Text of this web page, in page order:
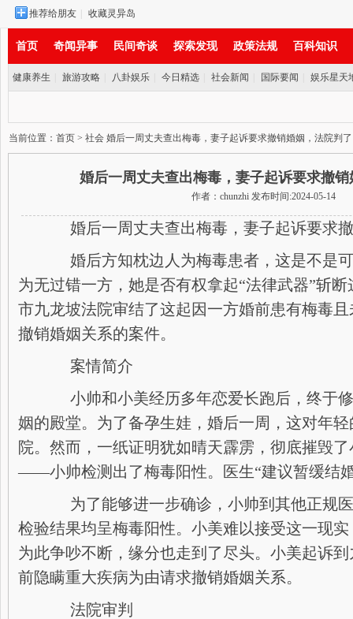
推荐给朋友 收藏灵异岛
首页 奇闻异事 民间奇谈 探索发现 政策法规 百科知识
实时新闻
健康养生 旅游攻略 八卦娱乐 今日精选 社会新闻 国际要闻 娱乐星天
当前位置： 首页 > 社会 婚后一周丈夫查出梅毒，妻子起诉要求撤销婚姻，法院判了
婚后一周丈夫查出梅毒，妻子起诉要求撤
作者：chunzhi 发布时间:2024-05-14
婚后一周丈夫查出梅毒，妻子起诉要求撤
婚后方知枕边人为梅毒患者，这是不是可
为无过错一方，她是否有权拿起“法律武器”斩
市九龙坡法院审结了这起因一方婚前患有梅毒
撤销婚姻关系的案件。
案情简介
小帅和小美经历多年恋爱长跑后，终于修
姻的殿堂。为了备孕生娃，婚后一周，这对年
院。然而，一纸证明犹如晴天霹雳，彻底摧毁
——小帅检测出了梅毒阳性。医生“建议暂缓结
为了能够进一步确诊，小帅到其他正规医
检验结果均呈梅毒阳性。小美难以接受这一现
为此争吵不断，缘分也走到了尽头。小美起诉
前隐瞒重大疾病为由请求撤销婚姻关系。
法院审判